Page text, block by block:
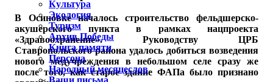
В Осиновке началось строительство фельдшерско-
акушерского пункта в рамках нацпроекта
«Здравоохранение». Руководству ЦРБ
Ставропольского района удалось добиться возведения
нового медучреждения в небольшом селе сразу же
после того, как старое здание ФАПа было признано
Культура
Экология
Туризм
Архив Победы
Книга памяти
Персона
Народный месяцеслов
Ваши письма